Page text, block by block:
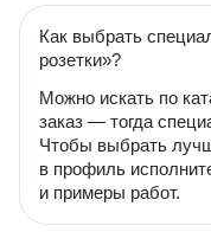
Как выбрать
розетки»?
Можно искать по
заказ — тогда
Чтобы выбрать
в профиль
и примеры работ.